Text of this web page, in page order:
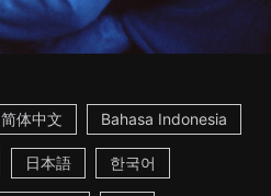
简体中文 Bahasa Indonesia
日本語 한국어